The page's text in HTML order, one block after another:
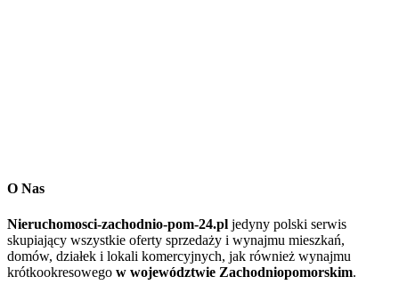
O Nas
Nieruchomosci-zachodnio-pom-24.pl jedyny polski serwis
skupiający wszystkie oferty sprzedaży i wynajmu mieszkań,
domów, działek i lokali komercyjnych, jak również wynajmu
krótkookresowego w województwie Zachodniopomorskim.